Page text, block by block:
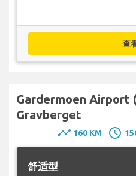
查
Gardermoen Airport
Gravberget
timeline 160 KM schedule
舒适型